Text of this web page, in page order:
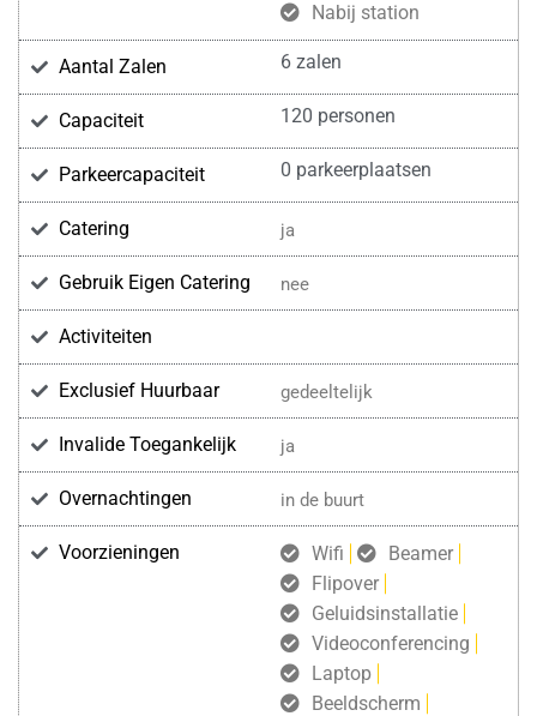
Nabij station
Aantal Zalen 6 zalen
Capaciteit 120 personen
Parkeercapaciteit 0 parkeerplaatsen
Catering ja
Gebruik Eigen Catering nee
Activiteiten
Exclusief Huurbaar gedeeltelijk
Invalide Toegankelijk ja
Overnachtingen in de buurt
Voorzieningen Wifi
Beamer
Flipover
Geluidsinstallatie
Videoconferencing
Laptop
Beeldscherm